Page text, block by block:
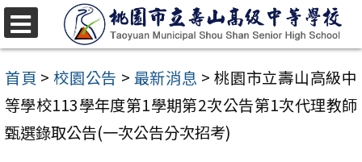
跳
至
主
要
內
首頁 > 校園公告 > 最新消息 > 桃園市立壽山高級中
等學校113學年度第1學期第2次公告第1次代理教師
甄選錄取公告(一次公告分次招考)
選
單